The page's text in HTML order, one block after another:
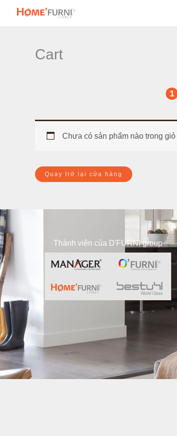
Nhảy
Cart
1
Chưa có sản phẩm nào trong giỏ
Quay trở lại cửa hàng
Thành viên của D'FURNI group